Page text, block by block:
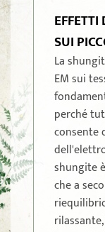
SUI
La
EM sui
perché
shungite
che a